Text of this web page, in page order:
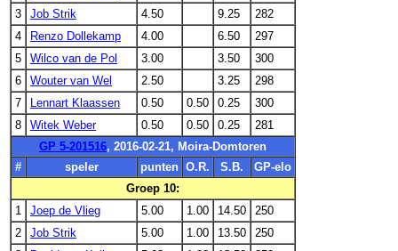
3
Job Strik 4.50 9.25
282
4
Renzo Dollekamp 4.00 6.50
297
5
Wilco van de Pol 3.00 3.50
300
6
Wouter van Wel 2.50 3.25
298
7
Lennart Klaassen 0.50 0.50 0.25
300
8
Witek Weber 0.50 0.50 0.25
281
GP 5-201516, 2016-02-21, Moira-Domtoren
#
speler punten O.R. S.B.
GP-elo
Groep 10:
1
Joep de Vlieg 5.00 1.00 14.50
250
2
Job Strik 5.00 1.00 13.50
250